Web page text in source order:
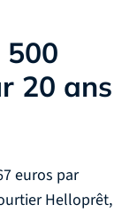
20 ans
euros par
Helloprêt,